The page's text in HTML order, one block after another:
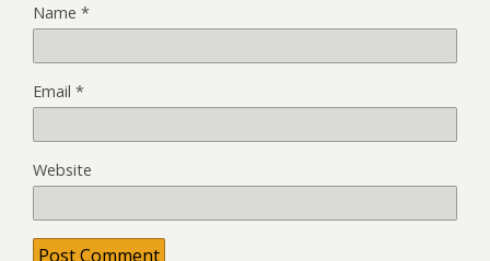
Name *
Email *
Website